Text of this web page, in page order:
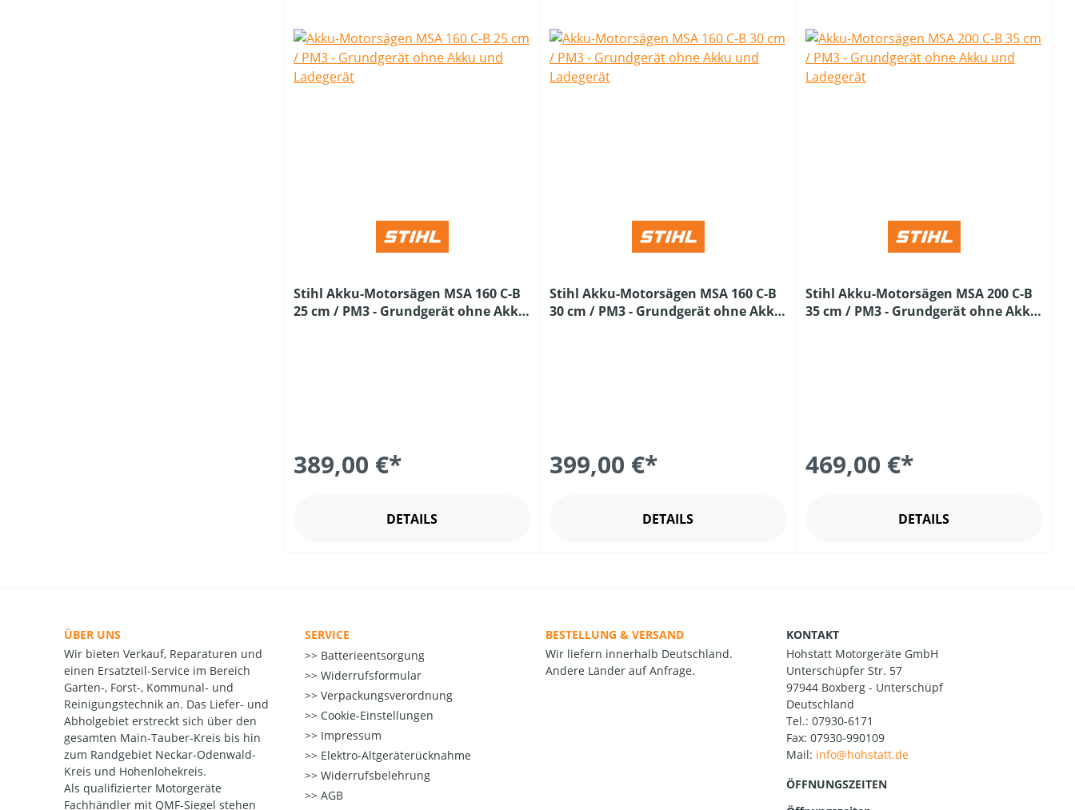
Stihl Akku-Motorsägen MSA 160 C-B
25 cm / PM3 - Grundgerät ohne Akku
389,00 €*
DETAILS
Stihl Akku-Motorsägen MSA 160 C-B
30 cm / PM3 - Grundgerät ohne Akku
399,00 €*
DETAILS
Stihl Akku-Motorsägen MSA 200 C-B
35 cm / PM3 - Grundgerät ohne Akku
469,00 €*
DETAILS
ÜBER UNS
Wir bieten Verkauf, Reparaturen und
einen Ersatzteil-Service im Bereich
Garten-, Forst-, Kommunal- und
Reinigungstechnik an. Das Liefer- und
Abholgebiet erstreckt sich über den
gesamten Main-Tauber-Kreis bis hin
zum Randgebiet Neckar-Odenwald-
Kreis und Hohenlohekreis.
Als qualifizierter Motorgeräte
Fachhändler mit QMF-Siegel stehen
SERVICE
Batterieentsorgung
Widerrufsformular
Verpackungsverordnung
Cookie-Einstellungen
Impressum
Elektro-Altgeräterücknahme
Widerrufsbelehrung
AGB
BESTELLUNG & VERSAND
Wir liefern innerhalb Deutschland.
Andere Länder auf Anfrage.
KONTAKT
Hohstatt Motorgeräte GmbH
Unterschüpfer Str. 57
97944 Boxberg - Unterschüpf
Deutschland
Tel.: 07930-6171
Fax: 07930-990109
Mail:
ÖFFNUNGSZEITEN